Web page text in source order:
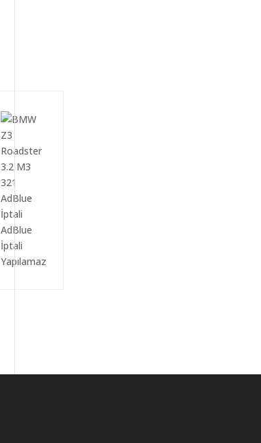
AdBlue
İptali
Yapılamaz